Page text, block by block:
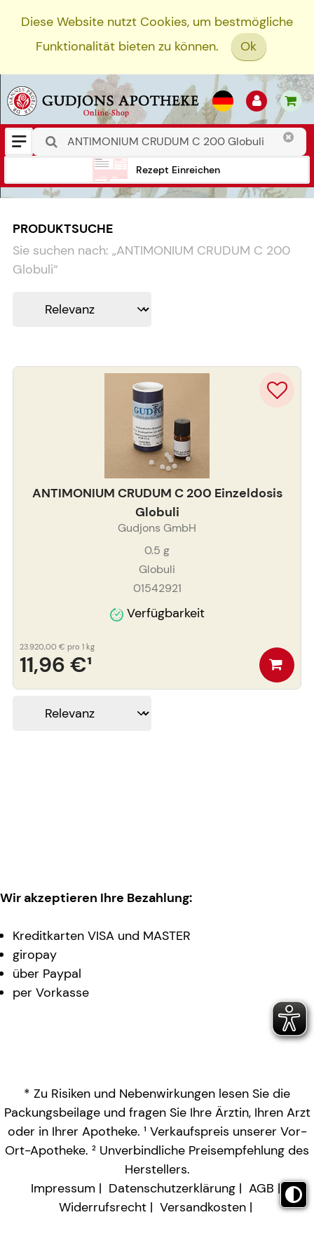
Diese Website nutzt Cookies, um bestmögliche
Funktionalität bieten zu können.
Ok
Rezept Einreichen
PRODUKTSUCHE
Sie suchen nach: „ANTIMONIUM CRUDUM C 200
Globuli“
ANTIMONIUM CRUDUM C 200 Einzeldosis
Globuli
Gudjons GmbH
0.5 g
Globuli
01542921
Verfügbarkeit
11,96 €¹
23.920,00 € pro 1 kg
Wir akzeptieren Ihre Bezahlung:
Kreditkarten VISA und MASTER
giropay
über Paypal
per Vorkasse
* Zu Risiken und Nebenwirkungen lesen Sie die
Packungsbeilage und fragen Sie Ihre Ärztin, Ihren Arzt
oder in Ihrer Apotheke. ¹ Verkaufspreis unserer Vor-
Ort-Apotheke. ² Unverbindliche Preisempfehlung des
Herstellers.
Impressum
Datenschutzerklärung
AGB
Widerrufsrecht
Versandkosten